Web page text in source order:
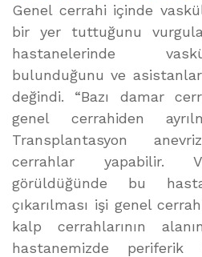
Genel cerrahi içinde
bir yer tuttuğunu
hastanelerinde
bulunduğunu ve
değindi. “Bazı damar
genel cerrahiden
Transplantasyon
cerrahlar yapabilir.
görüldüğünde bu
çıkarılması işi genel
kalp cerrahlarının
hastanemizde periferik